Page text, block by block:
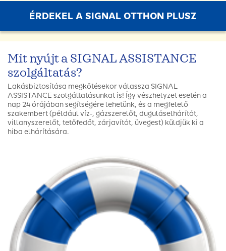
ÉRDEKEL A SIGNAL OTTHON PLUSZ
Mit nyújt a SIGNAL ASSISTANCE
szolgáltatás?
Lakásbiztosítása megkötésekor válassza SIGNAL
ASSISTANCE szolgáltatásunkat is! Így vészhelyzet esetén a
nap 24 órájában segítségére lehetünk, és a megfelelő
szakembert (például víz-, gázszerelőt, duguláselhárítót,
villanyszerelőt, tetőfedőt, zárjavítót, üvegest) küldjük ki a
hiba elhárítására.